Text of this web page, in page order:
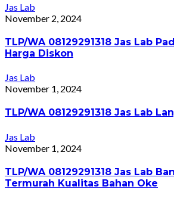
Jas Lab
November 2, 2024
TLP/WA 08129291318 Jas Lab
Harga Diskon
Jas Lab
November 1, 2024
TLP/WA 08129291318 Jas Lab
Jas Lab
November 1, 2024
TLP/WA 08129291318 Jas Lab
Termurah Kualitas Bahan Oke